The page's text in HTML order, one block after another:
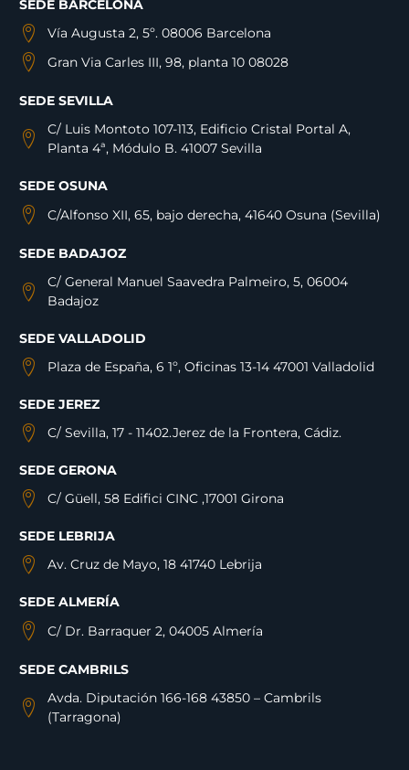
SEDE BARCELONA
Vía Augusta 2, 5º. 08006 Barcelona
Gran Via Carles III, 98, planta 10 08028
SEDE SEVILLA
C/ Luis Montoto 107-113, Edificio Cristal Portal A,
Planta 4ª, Módulo B. 41007 Sevilla
SEDE OSUNA
C/Alfonso XII, 65, bajo derecha, 41640 Osuna (Sevilla)
SEDE BADAJOZ
C/ General Manuel Saavedra Palmeiro, 5, 06004
Badajoz
SEDE VALLADOLID
Plaza de España, 6 1º, Oficinas 13-14 47001 Valladolid
SEDE JEREZ
C/ Sevilla, 17 - 11402.Jerez de la Frontera, Cádiz.
SEDE GERONA
C/ Güell, 58 Edifici CINC ,17001 Girona
SEDE LEBRIJA
Av. Cruz de Mayo, 18 41740 Lebrija
SEDE ALMERÍA
C/ Dr. Barraquer 2, 04005 Almería
SEDE CAMBRILS
Avda. Diputación 166-168 43850 – Cambrils
(Tarragona)